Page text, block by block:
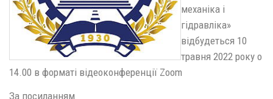
механіка і
гідравліка»
відбудеться 10
травня 2022 року о
14.00 в форматі відеоконференції Zoom
За посиланням